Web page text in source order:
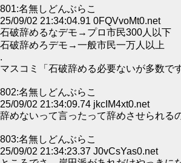
801:名無しどんぶらこ
25/09/02 21:34:04.91 0FQVvoMt0.net
石破辞めるなデモ→プロ市民300人以下
石破辞めろデモ→一般市民一万人以上
.
マスコミ「石破辞める必要ないが多数です
802:名無しどんぶらこ
25/09/02 21:34:09.74 jkcIM4xt0.net
辞めないって言ったって辞めさせられる
803:名無しどんぶらこ
25/09/02 21:34:23.37 J0vCsYas0.net